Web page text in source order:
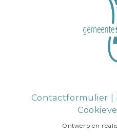
Contactformulier
Ontwerp en